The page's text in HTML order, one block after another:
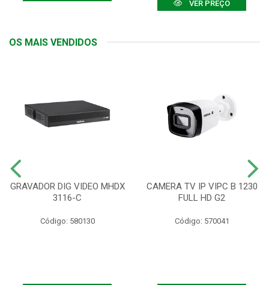
VER PREÇO
OS MAIS VENDIDOS
GRAVADOR DIG VIDEO MHDX
3116-C
Código: 580130
CAMERA TV IP VIPC B 1230
FULL HD G2
Código: 570041